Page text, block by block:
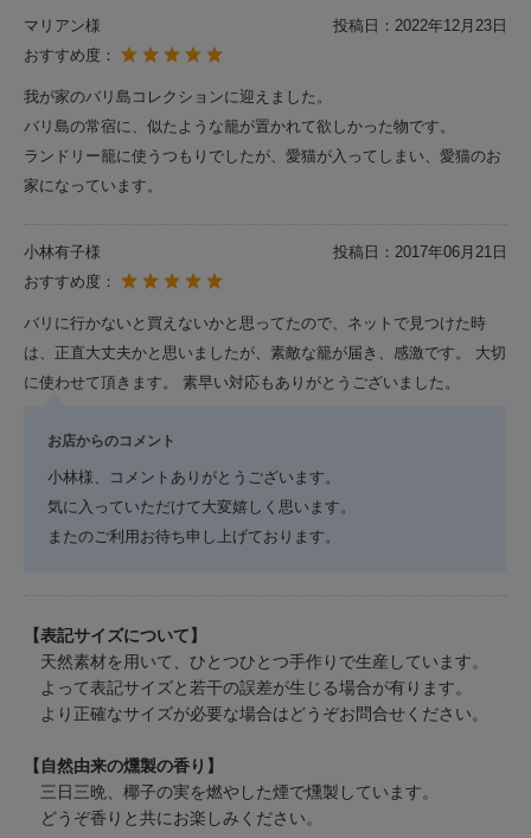
マリアン様 投稿日： 2022年12月23日
おすすめ度：
我が家のバリ島コレクションに迎えました。
バリ島の常宿に、似たような籠が置かれて欲しかった物です。
ランドリー籠に使うつもりでしたが、愛猫が入ってしまい、愛猫のお
家になっています。
小林有子様 投稿日： 2017年06月21日
おすすめ度：
バリに行かないと買えないかと思ってたので、ネットで見つけた時
は、正直大丈夫かと思いましたが、素敵な籠が届き、感激です。 大切
に使わせて頂きます。 素早い対応もありがとうございました。
お店からのコメント
小林様、コメントありがとうございます。
気に入っていただけて大変嬉しく思います。
またのご利用お待ち申し上げております。
【表記サイズについて】
天然素材を用いて、ひとつひとつ手作りで生産しています。
よって表記サイズと若干の誤差が生じる場合が有ります。
より正確なサイズが必要な場合はどうぞお問合せください。
【自然由来の燻製の香り】
三日三晩、椰子の実を燃やした煙で燻製しています。
どうぞ香りと共にお楽しみください。